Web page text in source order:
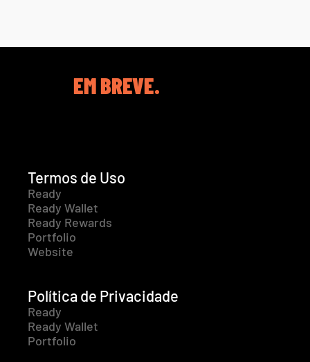
EM BREVE.
Termos de Uso
Ready
Ready Wallet
Ready Rewards
Portfolio
Website
Política de Privacidade
Ready
Ready Wallet
Portfolio